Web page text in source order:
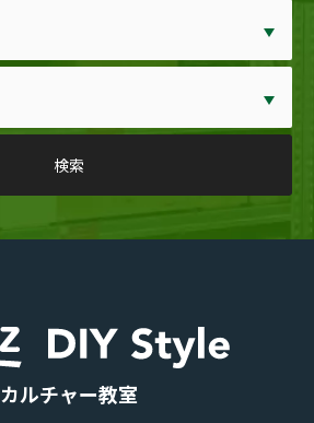
カルチャー教室